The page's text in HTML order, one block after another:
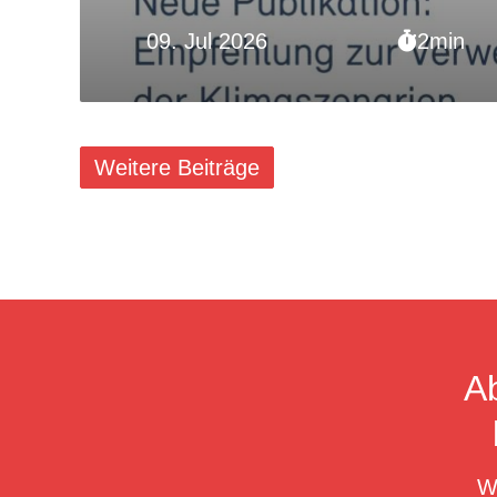
09. Jul 2026 2min
Weitere Beiträge